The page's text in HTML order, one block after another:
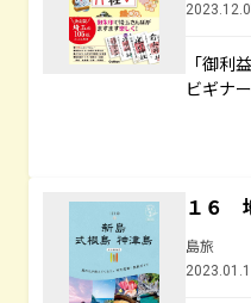
「御利
ビギナ
１６
島旅